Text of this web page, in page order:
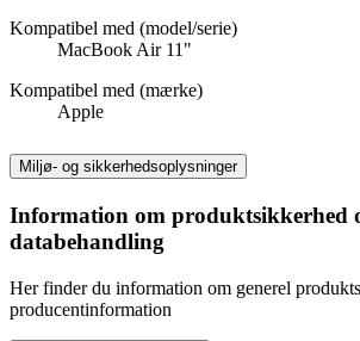
Kompatibel med (model/serie)
MacBook Air 11"
Kompatibel med (mærke)
Apple
Miljø- og sikkerhedsoplysninger
Information om produktsikkerhed
databehandling
Her finder du information om generel
producentinformation